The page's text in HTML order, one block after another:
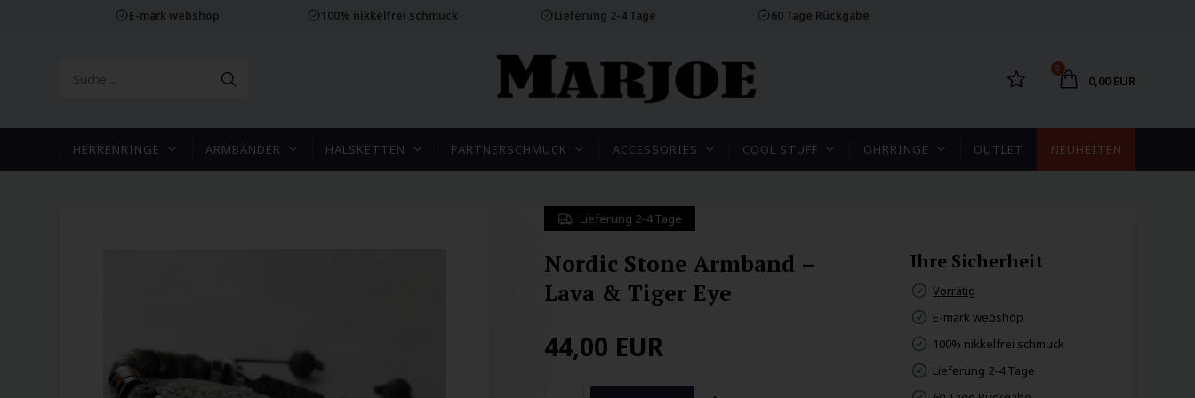
E-mark webshop 100% nikkelfrei schmuck Lieferung 2-4 Tage 60 Tage Rückgabe
0
0,00 EUR
HERRENRINGE ARMBÄNDER HALSKETTEN PARTNERSCHMUCK ACCESSORIES COOL STUFF OHRRINGE OUTLET NEUHEITEN
Lieferung 2-4 Tage
Nordic Stone Armband –
Lava & Tiger Eye
44,00 EUR
Ihre Sicherheit
Vorrätig
E-mark webshop
100% nikkelfrei schmuck
Lieferung 2-4 Tage